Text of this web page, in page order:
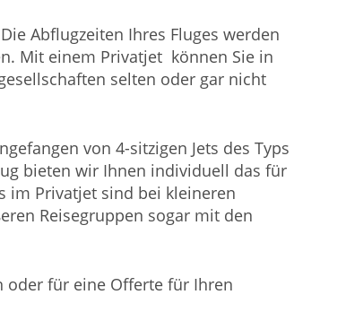
Abflugzeiten Ihres Fluges werden
Mit einem Privatjet können Sie in
selten oder gar nicht
von 4-sitzigen Jets des Typs
bieten wir Ihnen individuell das für
im Privatjet sind bei kleineren
Reisegruppen sogar mit den
oder für eine Offerte für Ihren